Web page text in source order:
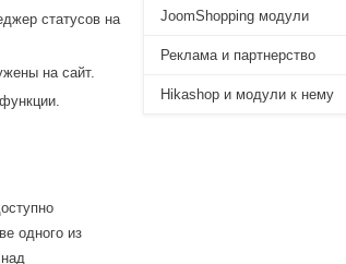
статусов на
на сайт.
одного из
JoomShopping модули
Реклама и партнерство
Hikashop и модули к нему